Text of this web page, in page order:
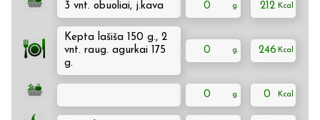
3 vnt. obuoliai, j.kava 0 212
Kepta lašiša 150 g., 2
vnt. raug. agurkai 175
g.
0 246
0 0